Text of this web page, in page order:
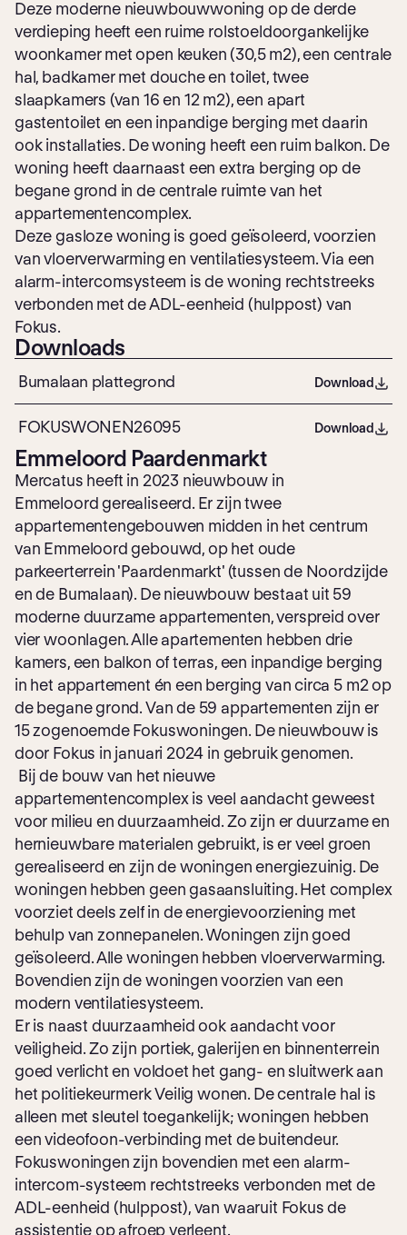
Deze moderne nieuwbouwwoning op de derde
verdieping heeft een ruime rolstoeldoorgankelijke
woonkamer met open keuken (30,5 m2), een centrale
hal, badkamer met douche en toilet, twee
slaapkamers (van 16 en 12 m2), een apart
gastentoilet en een inpandige berging met daarin
ook installaties. De woning heeft een ruim balkon. De
woning heeft daarnaast een extra berging op de
begane grond in de centrale ruimte van het
appartementencomplex.
Deze gasloze woning is goed geïsoleerd, voorzien
van vloerverwarming en ventilatiesysteem. Via een
alarm-intercomsysteem is de woning rechtstreeks
verbonden met de ADL-eenheid (hulppost) van
Fokus.
Downloads
Bumalaan plattegrond Download
FOKUSWONEN26095 Download
Emmeloord Paardenmarkt
Mercatus heeft in 2023 nieuwbouw in
Emmeloord gerealiseerd. Er zijn twee
appartementengebouwen midden in het centrum
van Emmeloord gebouwd, op het oude
parkeerterrein 'Paardenmarkt' (tussen de Noordzijde
en de Bumalaan). De nieuwbouw bestaat uit 59
moderne duurzame appartementen, verspreid over
vier woonlagen. Alle apartementen hebben drie
kamers, een balkon of terras, een inpandige berging
in het appartement én een berging van circa 5 m2 op
de begane grond. Van de 59 appartementen zijn er
15 zogenoemde Fokuswoningen. De nieuwbouw is
door Fokus in januari 2024 in gebruik genomen.
Bij de bouw van het nieuwe
appartementencomplex is veel aandacht geweest
voor milieu en duurzaamheid. Zo zijn er duurzame en
hernieuwbare materialen gebruikt, is er veel groen
gerealiseerd en zijn de woningen energiezuinig. De
woningen hebben geen gasaansluiting. Het complex
voorziet deels zelf in de energievoorziening met
behulp van zonnepanelen. Woningen zijn goed
geïsoleerd. Alle woningen hebben vloerverwarming.
Bovendien zijn de woningen voorzien van een
modern ventilatiesysteem.
Er is naast duurzaamheid ook aandacht voor
veiligheid. Zo zijn portiek, galerijen en binnenterrein
goed verlicht en voldoet het gang- en sluitwerk aan
het politiekeurmerk Veilig wonen. De centrale hal is
alleen met sleutel toegankelijk; woningen hebben
een videofoon-verbinding met de buitendeur.
Fokuswoningen zijn bovendien met een alarm-
intercom-systeem rechtstreeks verbonden met de
ADL-eenheid (hulppost), van waaruit Fokus de
assistentie op afroep verleent.